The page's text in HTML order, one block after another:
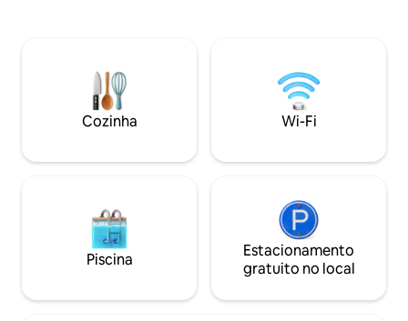
tem uma cozinha totalmente equipada,
ar condicionado, Wi-Fi de fibra ótica,
Smart TV e lavandaria, tornando-a ideal
tanto para estadias mais longas como
de boutique perto
trilhos para
oferecendo
conveniência
escapadelas de
Cozinha Wi-Fi
Piscina
Estacionamento
gratuito no local